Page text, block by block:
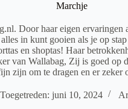
Marchje
Door haar eigen ervaringen
in kunt gooien als je op
en shoptas! Haar
van Wallabag, Zij is goed op
zijn om te dragen en er zeker
Toegetreden: juni 10, 2024